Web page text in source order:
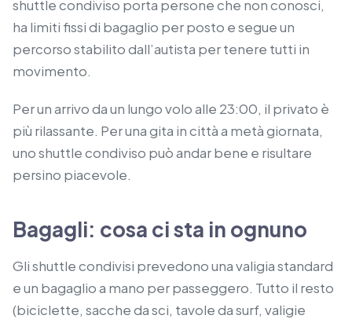
shuttle condiviso porta persone che non conosci,
ha limiti fissi di bagaglio per posto e segue un
percorso stabilito dall’autista per tenere tutti in
movimento.
Per un arrivo da un lungo volo alle 23:00, il privato è
più rilassante. Per una gita in città a metà giornata,
uno shuttle condiviso può andar bene e risultare
persino piacevole.
Bagagli: cosa ci sta in ognuno
Gli shuttle condivisi prevedono una valigia standard
e un bagaglio a mano per passeggero. Tutto il resto
(biciclette, sacche da sci, tavole da surf, valigie